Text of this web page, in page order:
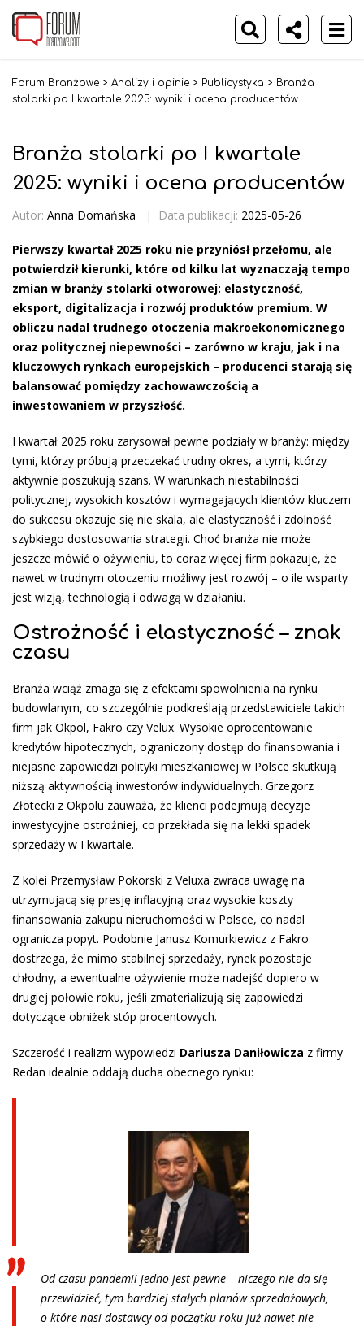
Forum Branżowe > Analizy i opinie > Publicystyka > Branża
stolarki po I kwartale 2025: wyniki i ocena producentów
Branża stolarki po I kwartale
2025: wyniki i ocena producentów
Autor: Anna Domańska | Data publikacji: 2025-05-26
Pierwszy kwartał 2025 roku nie przyniósł przełomu, ale
potwierdził kierunki, które od kilku lat wyznaczają tempo
zmian w branży stolarki otworowej: elastyczność,
eksport, digitalizacja i rozwój produktów premium. W
obliczu nadal trudnego otoczenia makroekonomicznego
oraz politycznej niepewności – zarówno w kraju, jak i na
kluczowych rynkach europejskich – producenci starają się
balansować pomiędzy zachowawczością a
inwestowaniem w przyszłość.
I kwartał 2025 roku zarysował pewne podziały w branży: między
tymi, którzy próbują przeczekać trudny okres, a tymi, którzy
aktywnie poszukują szans. W warunkach niestabilności
politycznej, wysokich kosztów i wymagających klientów kluczem
do sukcesu okazuje się nie skala, ale elastyczność i zdolność
szybkiego dostosowania strategii. Choć branża nie może
jeszcze mówić o ożywieniu, to coraz więcej firm pokazuje, że
nawet w trudnym otoczeniu możliwy jest rozwój – o ile wsparty
jest wizją, technologią i odwagą w działaniu.
Ostrożność i elastyczność – znak
czasu
Branża wciąż zmaga się z efektami spowolnienia na rynku
budowlanym, co szczególnie podkreślają przedstawiciele takich
firm jak Okpol, Fakro czy Velux. Wysokie oprocentowanie
kredytów hipotecznych, ograniczony dostęp do finansowania i
niejasne zapowiedzi polityki mieszkaniowej w Polsce skutkują
niższą aktywnością inwestorów indywidualnych. Grzegorz
Złotecki z Okpolu zauważa, że klienci podejmują decyzje
inwestycyjne ostrożniej, co przekłada się na lekki spadek
sprzedaży w I kwartale.
Z kolei Przemysław Pokorski z Veluxa zwraca uwagę na
utrzymującą się presję inflacyjną oraz wysokie koszty
finansowania zakupu nieruchomości w Polsce, co nadal
ogranicza popyt. Podobnie Janusz Komurkiewicz z Fakro
dostrzega, że mimo stabilnej sprzedaży, rynek pozostaje
chłodny, a ewentualne ożywienie może nadejść dopiero w
drugiej połowie roku, jeśli zmaterializują się zapowiedzi
dotyczące obniżek stóp procentowych.
Szczerość i realizm wypowiedzi Dariusza Daniłowicza z firmy
Redan idealnie oddają ducha obecnego rynku:
Od czasu pandemii jedno jest pewne – niczego nie da się
przewidzieć, tym bardziej stałych planów sprzedażowych,
o które nasi dostawcy od początku roku już nawet nie